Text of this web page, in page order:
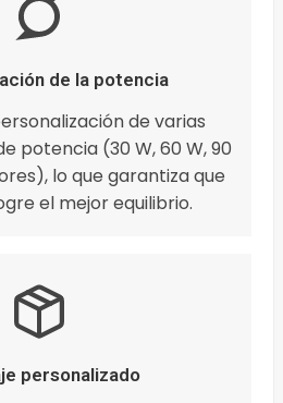
de la potencia
de varias
potencia (30 W, 60 W, 90
lo que garantiza que
el mejor equilibrio.
personalizado